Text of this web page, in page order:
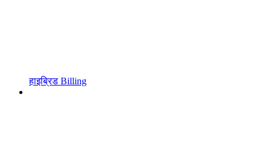
हाइब्रिड Billing